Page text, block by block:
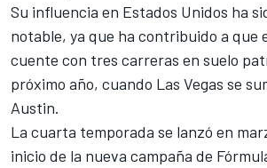
Su influencia en Estados Unidos ha
notable, ya que ha contribuido a que
cuente con tres carreras en suelo
próximo año, cuando Las Vegas se
Austin.
La cuarta temporada se lanzó en
inicio de la nueva campaña de